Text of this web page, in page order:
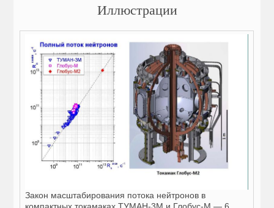
Иллюстрации
Закон масштабирования потока нейтронов в